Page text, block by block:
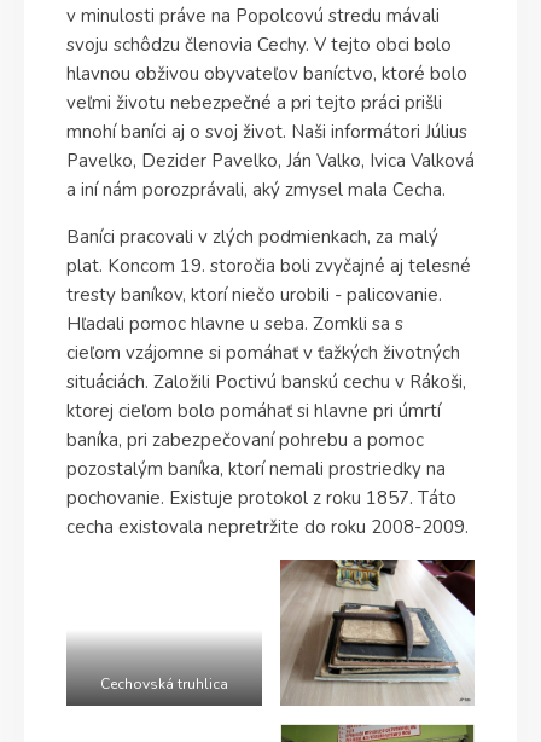
v minulosti práve na Popolcovú stredu mávali
svoju schôdzu členovia Cechy. V tejto obci bolo
hlavnou obživou obyvateľov baníctvo, ktoré bolo
veľmi životu nebezpečné a pri tejto práci prišli
mnohí baníci aj o svoj život. Naši informátori Július
Pavelko, Dezider Pavelko, Ján Valko, Ivica Valková
a iní nám porozprávali, aký zmysel mala Cecha.
Baníci pracovali v zlých podmienkach, za malý
plat. Koncom 19. storočia boli zvyčajné aj telesné
tresty baníkov, ktorí niečo urobili - palicovanie.
Hľadali pomoc hlavne u seba. Zomkli sa s
cieľom vzájomne si pomáhať v ťažkých životných
situáciách. Založili Poctivú banskú cechu v Rákoši,
ktorej cieľom bolo pomáhať si hlavne pri úmrtí
baníka, pri zabezpečovaní pohrebu a pomoc
pozostalým baníka, ktorí nemali prostriedky na
pochovanie. Existuje protokol z roku 1857. Táto
cecha existovala nepretržite do roku 2008-2009.
Cechovská truhlica